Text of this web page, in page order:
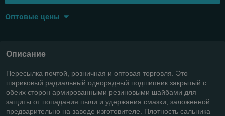
Оптовые цены
Описание
Пересылка почтой, розничная и оптовая торговля. Это
шариковый радиальный однорядный подшипник закрытый с
обеих сторон армированными резиновыми шайбами для
защиты от попадания пыли и удержания смазки, заложенной
предварительно на заводе изготовителе. Плотность сальника